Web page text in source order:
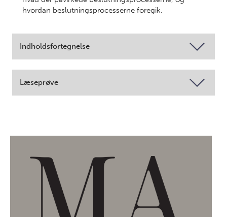
hvordan beslutningsprocesserne foregik.
Indholdsfortegnelse
Læseprøve